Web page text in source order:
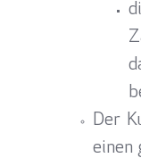
Der
einen